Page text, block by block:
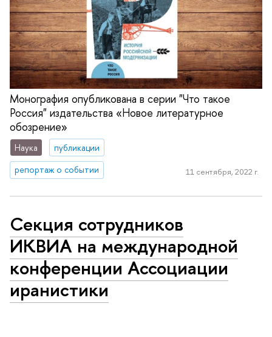
Монография опубликована в серии "Что такое
Россия" издательства «Новое литературное
обозрение»
Наука
публикации
репортаж о событии
11 сентября, 2022 г.
Секция сотрудников
ИКВИА на международной
конференции Ассоциации
иранистики